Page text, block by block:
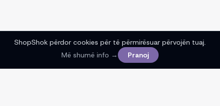
ShopShok përdor cookies për të përmirësuar përvojën tuaj.
Më shumë info →
Pranoj